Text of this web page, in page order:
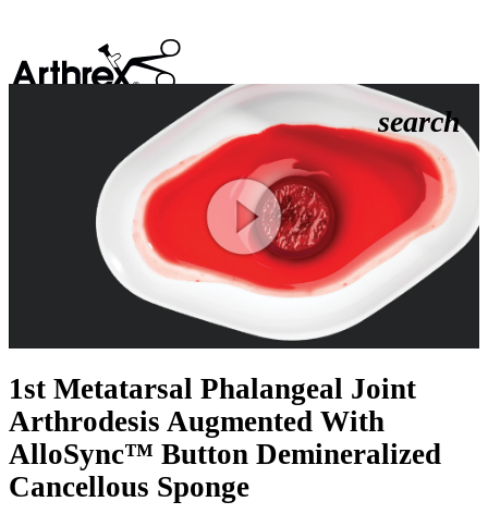
search
Play
Video
1st Metatarsal Phalangeal Joint
Arthrodesis Augmented With
AlloSync™ Button Demineralized
Cancellous Sponge